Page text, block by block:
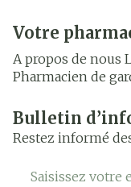
Votre
A propos de nous
Pharmacien de
Bulletin
Restez informé
Adresse mail